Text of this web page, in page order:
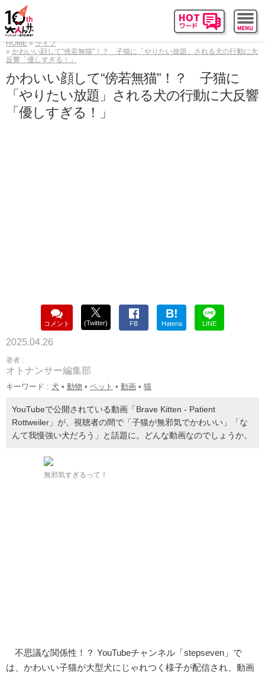
HOME
ライフ
かわいい顔して“傍若無猫”！？ 子猫に「やりたい放題」される犬の行動に大
反響「優しすぎる！」
かわいい顔して“傍若無猫”！？ 子猫に
「やりたい放題」される犬の行動に大反響
「優しすぎる！」
コメント (Twitter) FB
B!
Hatena LINE
2025.04.26
著者 :
オトナンサー編集部
キーワード : 犬 • 動物 • ペット • 動画 • 猫
YouTubeで公開されている動画「Brave Kitten - Patient
Rottweiler」が、視聴者の間で「子猫が無邪気でかわいい」「な
んて我慢強い犬だろう」と話題に。どんな動画なのでしょうか。
無邪気すぎるって！
不思議な関係性！？ YouTubeチャンネル「stepseven」で
は、かわいい子猫が大型犬にじゃれつく様子が配信され、動画